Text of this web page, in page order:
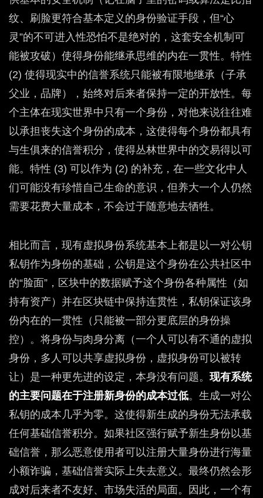
纹、刷脸更符合基本定义的身份验证手段，但“心
灵”的不可进入性恐怕不是绝对的，这套安全机制可
能被攻破）使得身份能继承思维的内在一贯性。特性
(2) 使得现实中的信誉系统只能被有限地继承（子承
父业，品牌），始终对后来者保持一定的开放性。每
个主体在现实世界中只有一个身份，对他来说往往难
以承担丧失这个身份的成本，这使得每个身份都具有
与生俱来的信誉积分，使得丛林世界中的交易得以可
能。特性 (3) 可以作为 (2) 的补充，在一些文化中人
们可能没有珍惜自己生命的意识，但养大一个人仍然
需要花费大量成本，不会过于随意地去牺牲。
相比而言，现有虚拟身份系统基本上都是以一对公钥
私钥作为身份的基础，公钥是这个身份在公共社区中
的“脸面”，区块中的数据赋予这个身份各种属性（如
持有资产）并在区块链中保持连贯性，私钥保证该身
份内在的一贯性（只能被一部分更底层的身份操
控）。将身份与肉身分离（一个人可以有不通的虚拟
身份，多人可以共享虚拟身份，虚拟身份可以被转
让）是一种更先进的设定，本身没有问题。 现有系统
的主要问题在于注册新身份的成本过低。生成一对公
私钥的成本几乎为零。这使得新生成的身份无法承载
任何基础信誉积分。如果社区强行赋予新生身份以基
础信誉，那么恶意使用者可以注册大量身份进行海量
小额诈骗，基础信誉实际上失去意义。最终仍然会形
成对后来者不友好、市场失活的局面。因此，一个有